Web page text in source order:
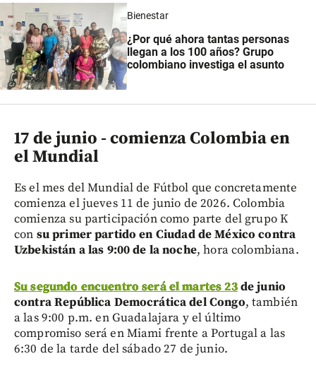
Bienestar
¿Por qué ahora tantas personas
llegan a los 100 años? Grupo
colombiano investiga el asunto
17 de junio - comienza Colombia en
el Mundial
Es el mes del Mundial de Fútbol que concretamente
comienza el jueves 11 de junio de 2026. Colombia
comienza su participación como parte del grupo K
con su primer partido en Ciudad de México contra
Uzbekistán a las 9:00 de la noche, hora colombiana.
Su segundo encuentro será el martes 23de junio
contra República Democrática del Congo, también
a las 9:00 p.m. en Guadalajara y el último
compromiso será en Miami frente a Portugal a las
6:30 de la tarde del sábado 27 de junio.